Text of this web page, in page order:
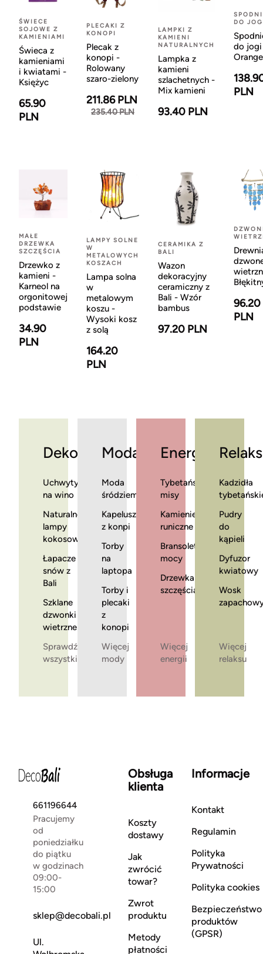
ŚWIECE
SOJOWE Z
KAMIENIAMI
Świeca z
kamieniami
i kwiatami -
Księżyc
65.90
PLN
PLECAKI Z
KONOPI
Plecak z
konopi -
Rolowany
szaro-zielony
211.86 PLN
235.40 PLN
LAMPKI Z
KAMIENI
NATURALNYCH
Lampka z
kamieni
szlachetnych -
Mix kamieni
93.40 PLN
DO
do
Orange
PLN
MAŁE
DRZEWKA
SZCZĘŚCIA
Drzewko z
kamieni -
Karneol na
orgonitowej
podstawie
34.90
PLN
LAMPY SOLNE
W
METALOWYCH
KOSZACH
Lampa solna
w
metalowym
koszu -
Wysoki kosz
z solą
164.20
PLN
CERAMIKA Z
BALI
Wazon
dekoracyjny
ceramiczny z
Bali - Wzór
bambus
97.20 PLN
96.20
PLN
Dekoracje
Uchwyty
na wino
Naturalne
lampy
kokosowe
Łapacze
snów z
Bali
Szklane
dzwonki
wietrzne
Sprawdź
wszystkie
Moda
Moda
śródziemnomorska
Kapelusze
z konpi
Torby
na
laptopa
Torby i
plecaki
z
konopi
Więcej
mody
Energia
Tybetańskie
misy
Kamienie
runiczne
Bransoletki
mocy
Drzewka
szczęścia
Więcej
energii
Relaks
Kadzidła
Pudry
do
kąpieli
Dyfuzor
kwiatowy
Wosk
Więcej
relaksu
661196644
Pracujemy
od
poniedziałku
do piątku
w godzinach
09:00-
15:00
sklep@decobali.pl
Ul.
Obsługa
klienta
Koszty
dostawy
Jak
zwrócić
towar?
Zwrot
produktu
Metody
płatności
Informacje
Kontakt
Regulamin
Polityka
Prywatności
Polityka cookies
Bezpieczeństwo
produktów
(GPSR)